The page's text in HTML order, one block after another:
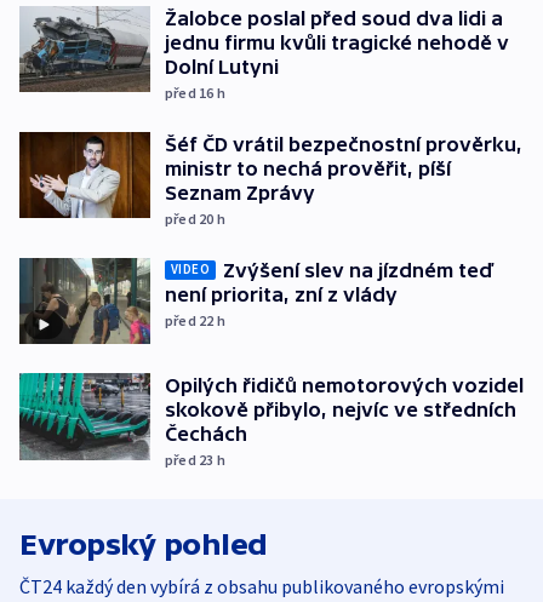
Žalobce poslal před soud dva lidi a
jednu firmu kvůli tragické nehodě v
Dolní Lutyni
před 16 h
Šéf ČD vrátil bezpečnostní prověrku,
ministr to nechá prověřit, píší
Seznam Zprávy
před 20 h
VIDEO
Zvýšení slev na jízdném teď
není priorita, zní z vlády
před 22 h
Opilých řidičů nemotorových vozidel
skokově přibylo, nejvíc ve středních
Čechách
před 23 h
Evropský pohled
ČT24 každý den vybírá z obsahu publikovaného evropskými